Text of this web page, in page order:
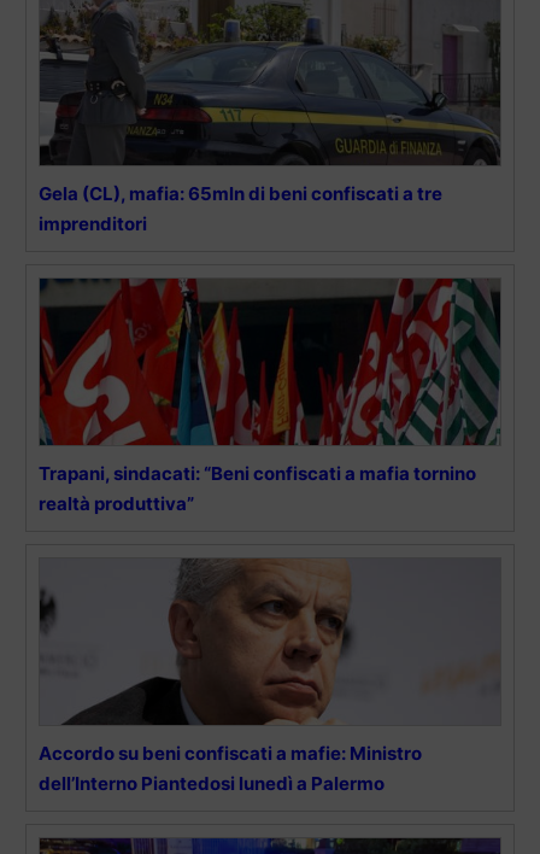
Gela (CL), mafia: 65mln di beni confiscati a tre
imprenditori
Trapani, sindacati: “Beni confiscati a mafia tornino
realtà produttiva”
Accordo su beni confiscati a mafie: Ministro
dell’Interno Piantedosi lunedì a Palermo